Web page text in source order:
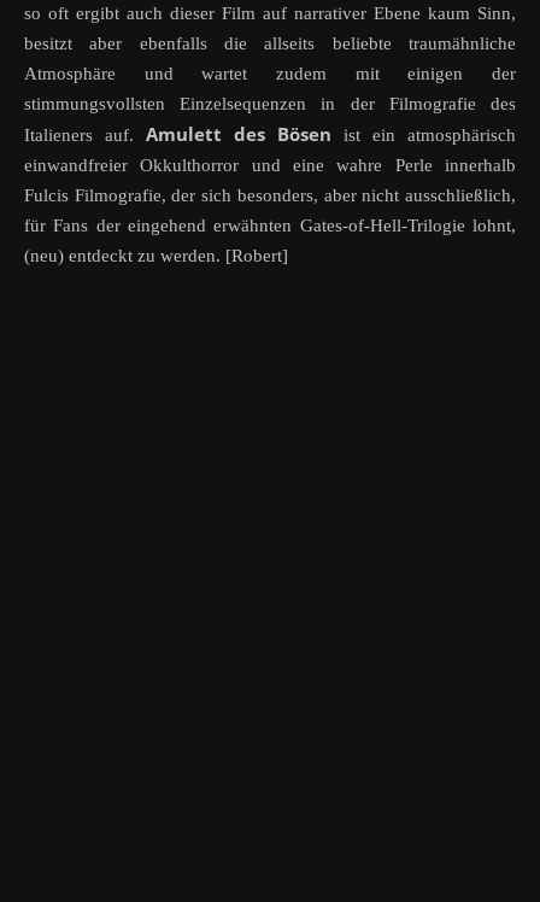
so oft ergibt auch dieser Film auf narrativer Ebene kaum Sinn,
besitzt aber ebenfalls die allseits beliebte traumähnliche
Atmosphäre und wartet zudem mit einigen der
stimmungsvollsten Einzelsequenzen in der Filmografie des
Italieners auf. Amulett des Bösen ist ein atmosphärisch
einwandfreier Okkulthorror und eine wahre Perle innerhalb
Fulcis Filmografie, der sich besonders, aber nicht ausschließlich,
für Fans der eingehend erwähnten Gates-of-Hell-Trilogie lohnt,
(neu) entdeckt zu werden. [Robert]